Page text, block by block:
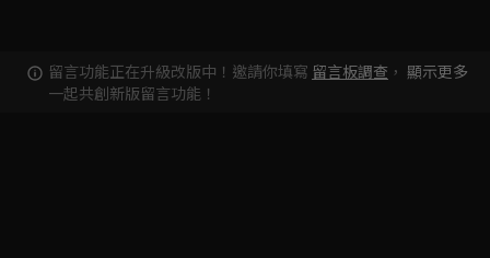
留言功能正在升級改版中！邀請你填寫 留言板調查 ，
一起共創新版留言功能！
顯示更多